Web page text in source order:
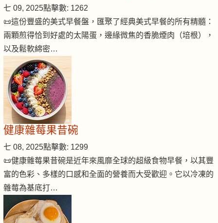
七 09, 2025點擊數: 1262
📜這份豐盛的美式早餐盤，匯聚了經典美式早餐的所有精髓：
兩顆煎得恰到好處的太陽蛋，邊緣微焦的香脆煙肉（培根），
以及鬆軟綿密…
健康雜莓果昔碗
七 08, 2025點擊數: 1299
📜健康雜莓果昔碗是近年來風靡全球的超級食物早餐，以其豐
富的色彩、多樣的口感和全面的營養而大受歡迎。它以冷凍的
雜莓為基底打…